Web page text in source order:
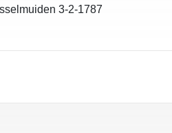
3-2-1787